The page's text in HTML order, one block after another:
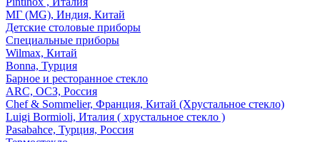
МГ (MG), Индия, Китай
Детские столовые приборы
Специальные приборы
Wilmax, Китай
Bonna, Турция
Барное и ресторанное стекло
ARC, ОСЗ, Россия
Chef & Sommelier, Франция, Китай (Хрустальное стекло)
Luigi Bormioli, Италия ( хрустальное стекло )
Pasabahce, Турция, Россия